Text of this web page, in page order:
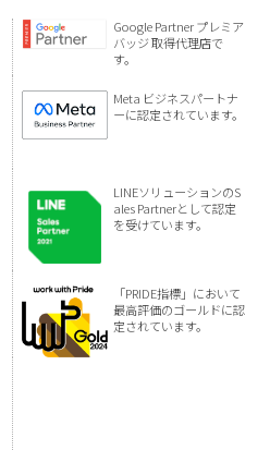
Google Partner プレミア
バッジ 取得代理店で
す。
Meta ビジネスパートナ
ーに認定されています。
LINEソリューションのS
ales Partnerとして認定
を受けています。
「PRIDE指標」において
最高評価のゴールドに認
定されています。